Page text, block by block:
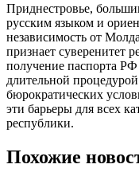
Приднестровье,
русским языком и
независимость от
признает суверенитет
получение паспорта
длительной
бюрократических
эти барьеры для всех
республики.
Похожие